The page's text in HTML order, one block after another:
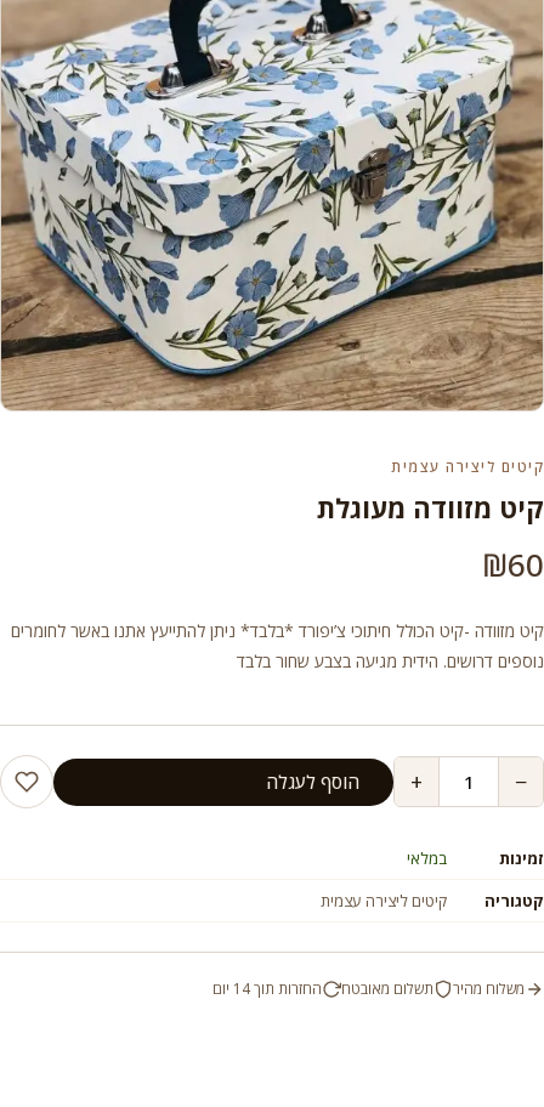
קיטים ליצירה עצמית
קיט מזוודה מעוגלת
₪60
קיט מזוודה -קיט הכולל חיתוכי צ’יפורד *בלבד* ניתן להתייעץ אתנו באשר לחומרים
נוספים דרושים. הידית מגיעה בצבע שחור בלבד
−
+ הוסף לעגלה
זמינות
במלאי
קטגוריה
קיטים ליצירה עצמית
משלוח מהיר תשלום מאובטח החזרות תוך 14 יום